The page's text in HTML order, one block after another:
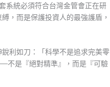
系統必須符合台灣金管會正在研
，而是保護投資人的最強護盾，
利如刀：「科學不是追求完美零
不是『絕對精準』，而是『可驗